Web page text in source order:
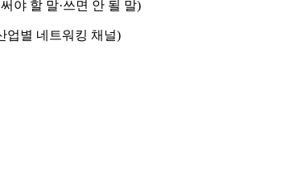
야 할 말·쓰면 안 될 말)
업별 네트워킹 채널)